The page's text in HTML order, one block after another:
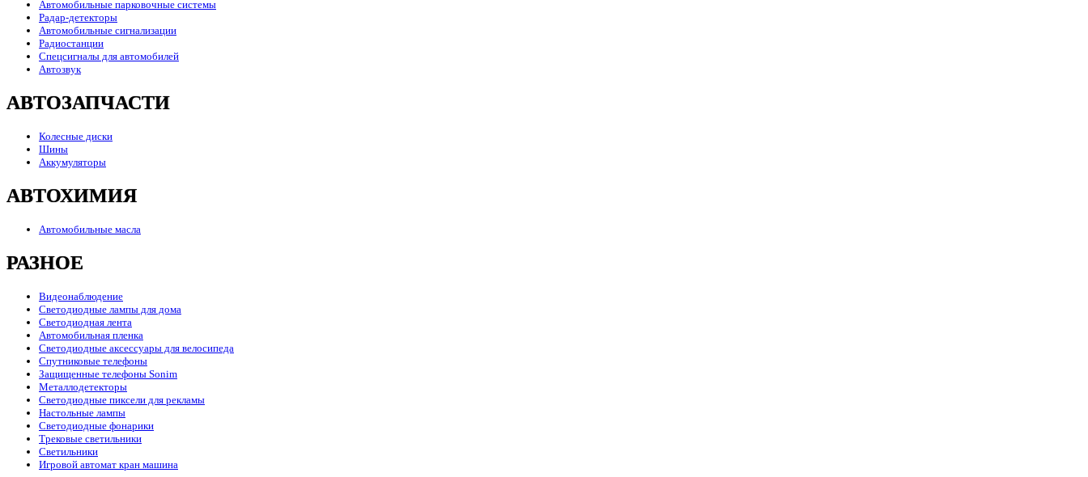
Автомобильные парковочные системы
Радар-детекторы
Автомобильные сигнализации
Радиостанции
Спецсигналы для автомобилей
Автозвук
АВТОЗАПЧАСТИ
Колесные диски
Шины
Аккумуляторы
АВТОХИМИЯ
Автомобильные масла
РАЗНОЕ
Видеонаблюдение
Светодиодные лампы для дома
Светодиодная лента
Автомобильная пленка
Светодиодные аксессуары для велосипеда
Спутниковые телефоны
Защищенные телефоны Sonim
Металлодетекторы
Светодиодные пиксели для рекламы
Настольные лампы
Светодиодные фонарики
Трековые светильники
Светильники
Игровой автомат кран машина